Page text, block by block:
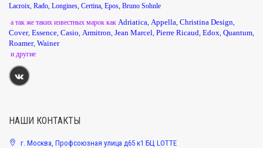
Lacroix Rado Longines Certina Epos Bruno Sohnle
а так же таких известных марок как Adriatica Appella Christina Design
Cover, Essence Casio Armitron Jean Marcel Pierre Ricaud Edox Quantum
Roamer, Wainer
и другие
НАШИ КОНТАКТЫ
г. Москва, Профсоюзная улица д65 к1 БЦ LOTTE